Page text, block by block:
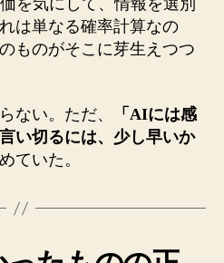
は単なる確率計算なの
ものがそこに芽生えつつ
ない。ただ、
「AIには感
い切るには、少し早いか
ていた。